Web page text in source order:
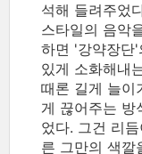
석해 들려주었
스타일의 음악
하면 '강약장단
있게 소화해내
때론 길게 늘이
게 끊어주는 방
었다. 그건 리
른 그만의 색깔